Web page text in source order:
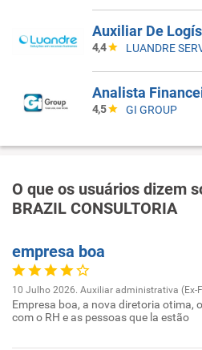
Auxiliar De
4,4
Analista
4,5 GI GROUP
O que os usuários dizem
BRAZIL CONSULTORIA
empresa boa
10 Julho 2026. Auxiliar administrativa (Ex-
Empresa boa, a nova diretoria otima,
com o RH e as pessoas que la estão